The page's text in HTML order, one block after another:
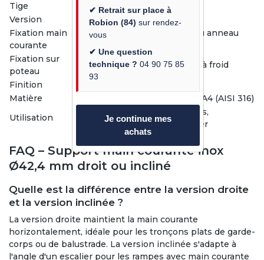
Tige
12 mm
Version
Droite ou inclinée
Fixation main
courante
Plaque à visser (2 trous) ou anneau
Fixation sur
poteau
Collage inox type soudure à froid
Finition
Matière
Inox A2 (AISI 304) ou inox A4 (AISI 316)
Utilisation
Main courante, garde-corps,
balustrade, rampe d'escalier
FAQ – Support main courante inox
Ø42,4 mm droit ou incliné
Quelle est la différence entre la version droite
et la version inclinée ?
La version droite maintient la main courante
horizontalement, idéale pour les tronçons plats de garde-
corps ou de balustrade. La version inclinée s'adapte à
l'angle d'un escalier pour les rampes avec main courante
✔ Retrait sur place à
Robion (84) sur rendez-
vous
✔ Une question
technique ? 04 90 75 85
93
Je continue mes
achats